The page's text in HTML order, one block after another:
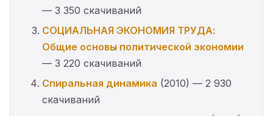
— 3 350 скачиваний
СОЦИАЛЬНАЯ ЭКОНОМИЯ ТРУДА:
Общие основы политической экономии
— 3 220 скачиваний
Спиральная динамика (2010) — 2 930
скачиваний